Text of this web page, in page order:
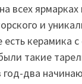
всех
и
есть керамика
такие
два